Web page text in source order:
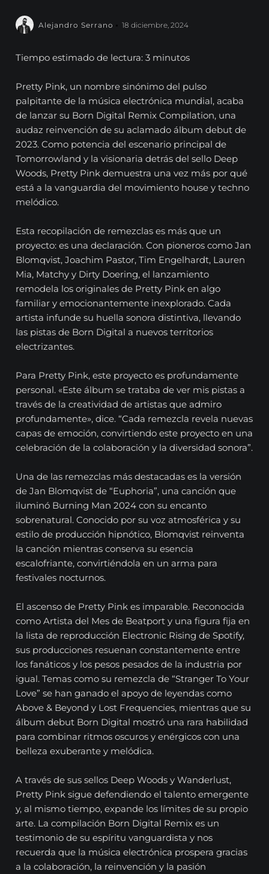
Alejandro Serrano 18 diciembre, 2024
Tiempo estimado de lectura: 3 minutos
Pretty Pink, un nombre sinónimo del pulso
palpitante de la música electrónica mundial, acaba
de lanzar su Born Digital Remix Compilation, una
audaz reinvención de su aclamado álbum debut de
2023. Como potencia del escenario principal de
Tomorrowland y la visionaria detrás del sello Deep
Woods, Pretty Pink demuestra una vez más por qué
está a la vanguardia del movimiento house y techno
melódico.
Esta recopilación de remezclas es más que un
proyecto: es una declaración. Con pioneros como Jan
Blomqvist, Joachim Pastor, Tim Engelhardt, Lauren
Mia, Matchy y Dirty Doering, el lanzamiento
remodela los originales de Pretty Pink en algo
familiar y emocionantemente inexplorado. Cada
artista infunde su huella sonora distintiva, llevando
las pistas de Born Digital a nuevos territorios
electrizantes.
Para Pretty Pink, este proyecto es profundamente
personal. «Este álbum se trataba de ver mis pistas a
través de la creatividad de artistas que admiro
profundamente», dice. “Cada remezcla revela nuevas
capas de emoción, convirtiendo este proyecto en una
celebración de la colaboración y la diversidad sonora”.
Una de las remezclas más destacadas es la versión
de Jan Blomqvist de “Euphoria”, una canción que
iluminó Burning Man 2024 con su encanto
sobrenatural. Conocido por su voz atmosférica y su
estilo de producción hipnótico, Blomqvist reinventa
la canción mientras conserva su esencia
escalofriante, convirtiéndola en un arma para
festivales nocturnos.
El ascenso de Pretty Pink es imparable. Reconocida
como Artista del Mes de Beatport y una figura fija en
la lista de reproducción Electronic Rising de Spotify,
sus producciones resuenan constantemente entre
los fanáticos y los pesos pesados ​​de la industria por
igual. Temas como su remezcla de “Stranger To Your
Love” se han ganado el apoyo de leyendas como
Above & Beyond y Lost Frequencies, mientras que su
álbum debut Born Digital mostró una rara habilidad
para combinar ritmos oscuros y enérgicos con una
belleza exuberante y melódica.
A través de sus sellos Deep Woods y Wanderlust,
Pretty Pink sigue defendiendo el talento emergente
y, al mismo tiempo, expande los límites de su propio
arte. La compilación Born Digital Remix es un
testimonio de su espíritu vanguardista y nos
recuerda que la música electrónica prospera gracias
a la colaboración, la reinvención y la pasión